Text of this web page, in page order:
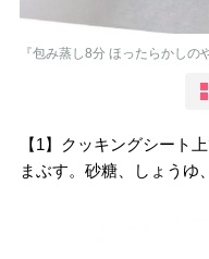
『包み蒸し8分 ほったらかしの
【1】クッキングシート
まぶす。砂糖、しょうゆ